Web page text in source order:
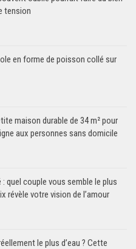
tension
en forme de poisson collé sur
maison durable de 34 m² pour
aux personnes sans domicile
quel couple vous semble le plus
révèle votre vision de l’amour
le plus d’eau ? Cette